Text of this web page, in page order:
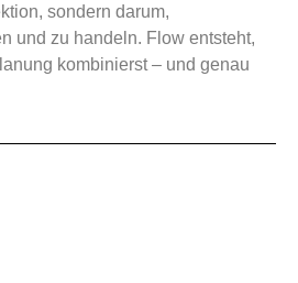
sondern darum,
und zu handeln. Flow entsteht,
kombinierst – und genau